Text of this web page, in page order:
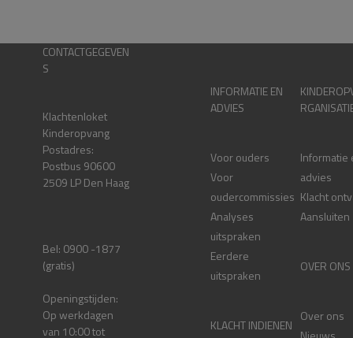
CONTACTGEGEVEN
S
Klachtenloket
Kinderopvang
Postadres:
Postbus 90600
2509 LP Den Haag
Bel: 0900 -1877
(gratis)
Openingstijden:
Op werkdagen
van 10:00 tot
INFORMATIE EN
ADVIES
Voor ouders
Voor
oudercommissies
Analyses
uitspraken
Eerdere
uitspraken
KLACHT INDIENEN
Informatie
advies
Klacht
Aansluiten
OVER ONS
Over ons